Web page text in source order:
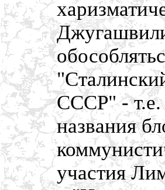
СССР" -
названия
участия